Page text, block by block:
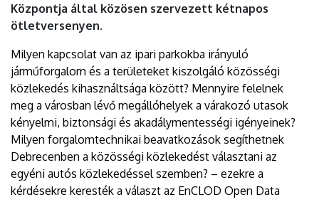
Központja által közösen szervezett kétnapos
ötletversenyen.
Milyen kapcsolat van az ipari parkokba irányuló
járműforgalom és a területeket kiszolgáló közösségi
közlekedés kihasználtsága között? Mennyire felelnek
meg a városban lévő megállóhelyek a várakozó utasok
kényelmi, biztonsági és akadálymentességi igényeinek?
Milyen forgalomtechnikai beavatkozások segíthetnek
Debrecenben a közösségi közlekedést választani az
egyéni autós közlekedéssel szemben? – ezekre a
kérdésekre keresték a választ az EnCLOD Open Data